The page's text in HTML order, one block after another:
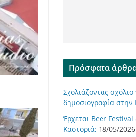
Πρόσφατα
Σχολιάζοντας σχόλιο
δημοσιογραφία στην
Έρχεται Beer
Καστοριά; 18/05/2026